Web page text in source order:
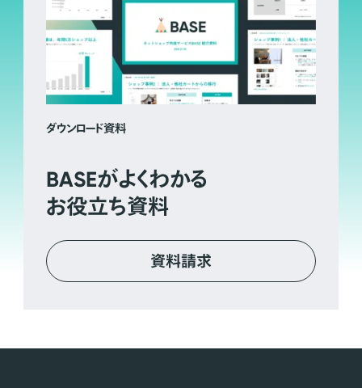
ダウンロード資料
BASEがよくわかる
お役立ち資料
資料請求